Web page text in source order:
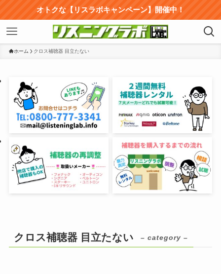
オトクな【リスラボキャンペーン】開催中！
ホーム クロス補聴器 目立たない
クロス補聴器 目立たない – category –